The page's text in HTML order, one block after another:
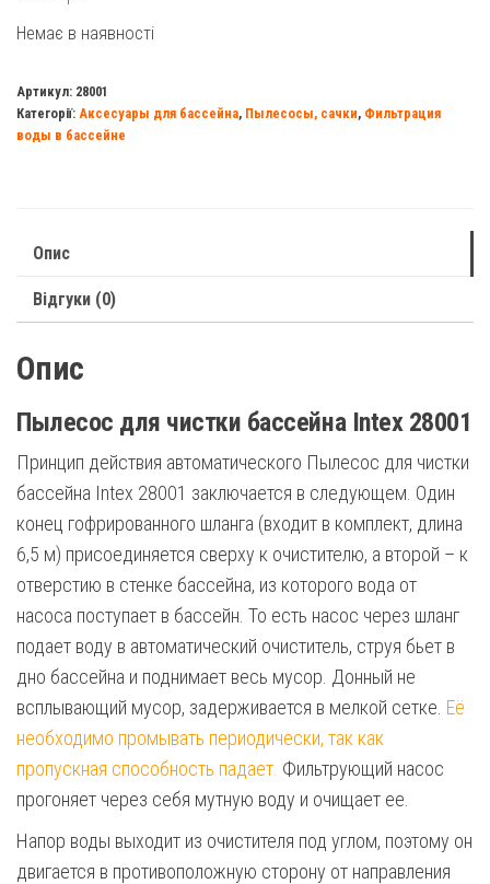
Немає в наявності
Артикул: 28001
Категорії: Аксесуары для бассейна, Пылесосы, сачки, Фильтрация
воды в бассейне
Опис
Відгуки (0)
Опис
Пылесос для чистки бассейна Intex 28001
Принцип действия автоматического Пылесос для чистки
бассейна Intex 28001 заключается в следующем. Один
конец гофрированного шланга (входит в комплект, длина
6,5 м) присоединяется сверху к очистителю, а второй – к
отверстию в стенке бассейна, из которого вода от
насоса поступает в бассейн. То есть насос через шланг
подает воду в автоматический очиститель, струя бьет в
дно бассейна и поднимает весь мусор. Донный не
всплывающий мусор, задерживается в мелкой сетке. Её
необходимо промывать периодически, так как
пропускная способность падает. Фильтрующий насос
прогоняет через себя мутную воду и очищает ее.
Напор воды выходит из очистителя под углом, поэтому он
двигается в противоположную сторону от направления